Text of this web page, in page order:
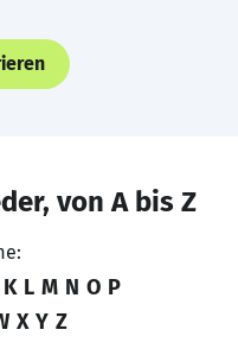
von A bis Z
K L M N O P
X Y Z